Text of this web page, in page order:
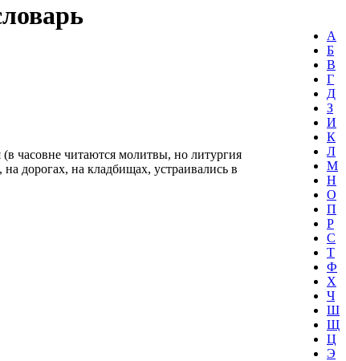
(в часовне читаются молитвы, но литургия
дорогах, на кладбищах, устраивались в
А
Б
В
Г
Д
З
И
К
Л
М
Н
О
П
Р
С
Т
Ф
Х
Ч
Ш
Щ
Ц
Э